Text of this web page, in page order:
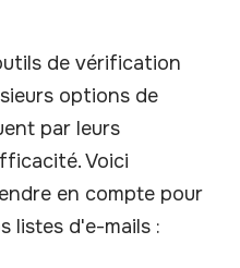
de vérification
options de
par leurs
Voici
en compte pour
listes d'e-mails :